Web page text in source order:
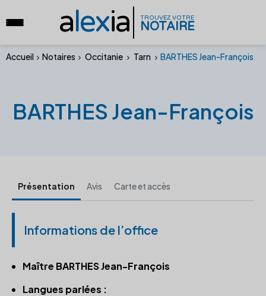
alexia TROUVEZ VOTRE
NOTAIRE
Accueil Notaires Occitanie Tarn BARTHES Jean-François
BARTHES Jean-François
Présentation Avis Carte et accès
Informations de l’office
Maître BARTHES Jean-François
Langues parlées :